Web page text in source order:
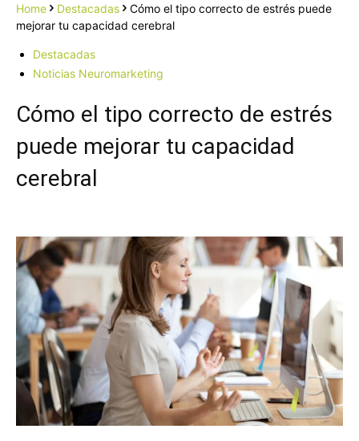
Home Destacadas
Cómo el tipo correcto de estrés puede
mejorar tu capacidad cerebral
Destacadas
Noticias Neuromarketing
Cómo el tipo correcto de estrés
puede mejorar tu capacidad
cerebral